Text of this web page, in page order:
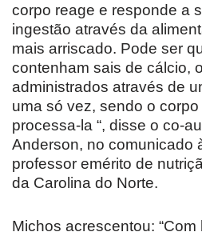
corpo reage e responde a
ingestão através da
mais arriscado. Pode ser
contenham sais de cálcio,
administrados através de
uma só vez, sendo o
processa-la “, disse o co-
Anderson, no comunicado
professor emérito de
da Carolina do Norte.
Michos acrescentou: